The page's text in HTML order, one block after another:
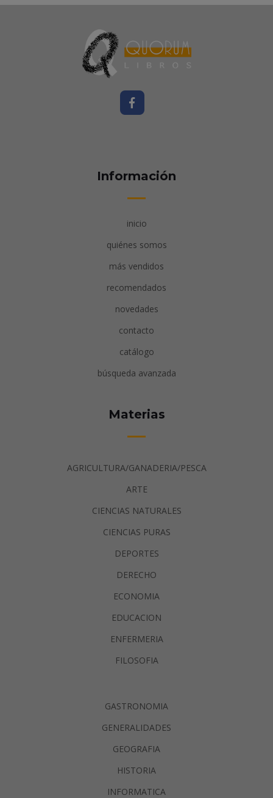
Información
inicio
quiénes somos
más vendidos
recomendados
novedades
contacto
catálogo
búsqueda avanzada
Materias
AGRICULTURA/GANADERIA/PESCA
ARTE
CIENCIAS NATURALES
CIENCIAS PURAS
DEPORTES
DERECHO
ECONOMIA
EDUCACION
ENFERMERIA
FILOSOFIA
GASTRONOMIA
GENERALIDADES
GEOGRAFIA
HISTORIA
INFORMATICA